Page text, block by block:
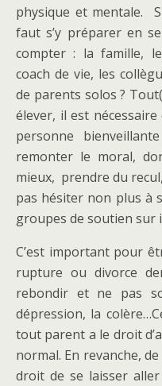
physique et mentale.
faut s’y préparer en
compter : la famille,
coach de vie, les
de parents solos ?
élever, il est nécessaire
personne
remonter le moral,
mieux, prendre du
pas hésiter non plus à
groupes de soutien sur
C’est important pour
rupture ou divorce
rebondir et ne pas
dépression, la
tout parent a le droit
normal. En revanche,
droit de se laisser